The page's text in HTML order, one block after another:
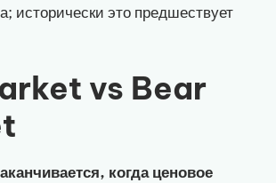
исторически это предшествует
vs Bear
когда ценовое